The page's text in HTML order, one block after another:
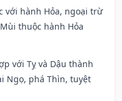
với hành Hỏa, ngoại trừ
thuộc hành Hỏa
với Tỵ và Dậu thành
Ngọ, phá Thìn, tuyệt